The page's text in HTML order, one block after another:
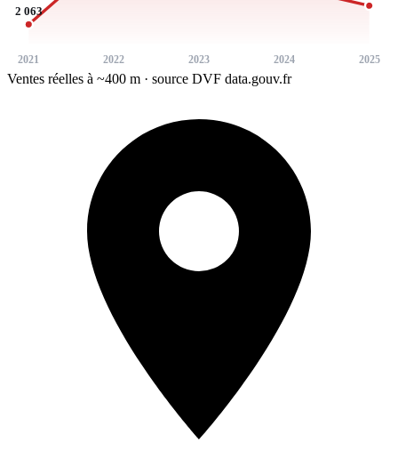
2 063
2021 2022 2023 2024 2025
Ventes réelles à ~400 m · source DVF data.gouv.fr